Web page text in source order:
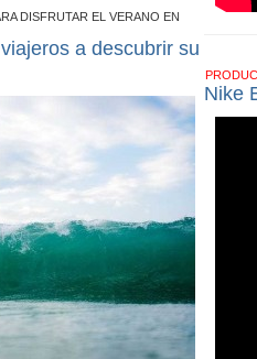
DISFRUTAR EL VERANO EN
a descubrir su
Nike